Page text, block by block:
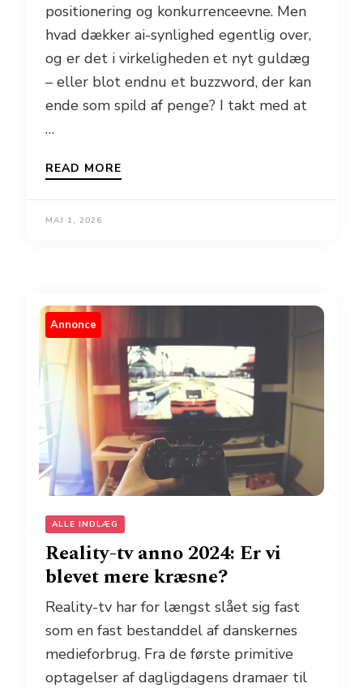
positionering og konkurrenceevne. Men
hvad dækker ai-synlighed egentlig over,
og er det i virkeligheden et nyt guldæg
– eller blot endnu et buzzword, der kan
ende som spild af penge? I takt med at
…
READ MORE
MAJ 1, 2026
Annonce
ALLE INDLÆG
Reality-tv anno 2024: Er vi
blevet mere kræsne?
Reality-tv har for længst slået sig fast
som en fast bestanddel af danskernes
medieforbrug. Fra de første primitive
optagelser af dagligdagens dramaer til